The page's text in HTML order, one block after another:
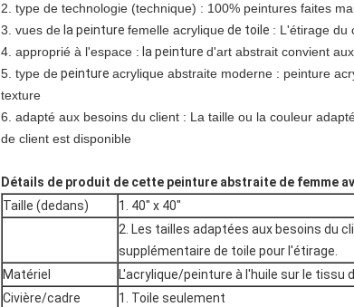
2. type de technologie (technique) : 100% peintures faites
3. vues de lapeinture femelle acryliquede toile : L'étirage du
4. approprié à l'espace : la peinture d'art abstrait convient
5. type depeinture acrylique abstraite moderne : peinture
texture
6. adapté aux besoins du client : La taille ou la couleur
de client est disponible
Détails de produit de cette peinture abstraite de femme
Taille (dedans)
1. 40" x 40"
2. Les tailles adaptées aux besoins du
supplémentaire de toile pour l'étirage.
Matériel
L'acrylique/peinture à l'huile sur le
Civière/cadre
1. Toile seulement